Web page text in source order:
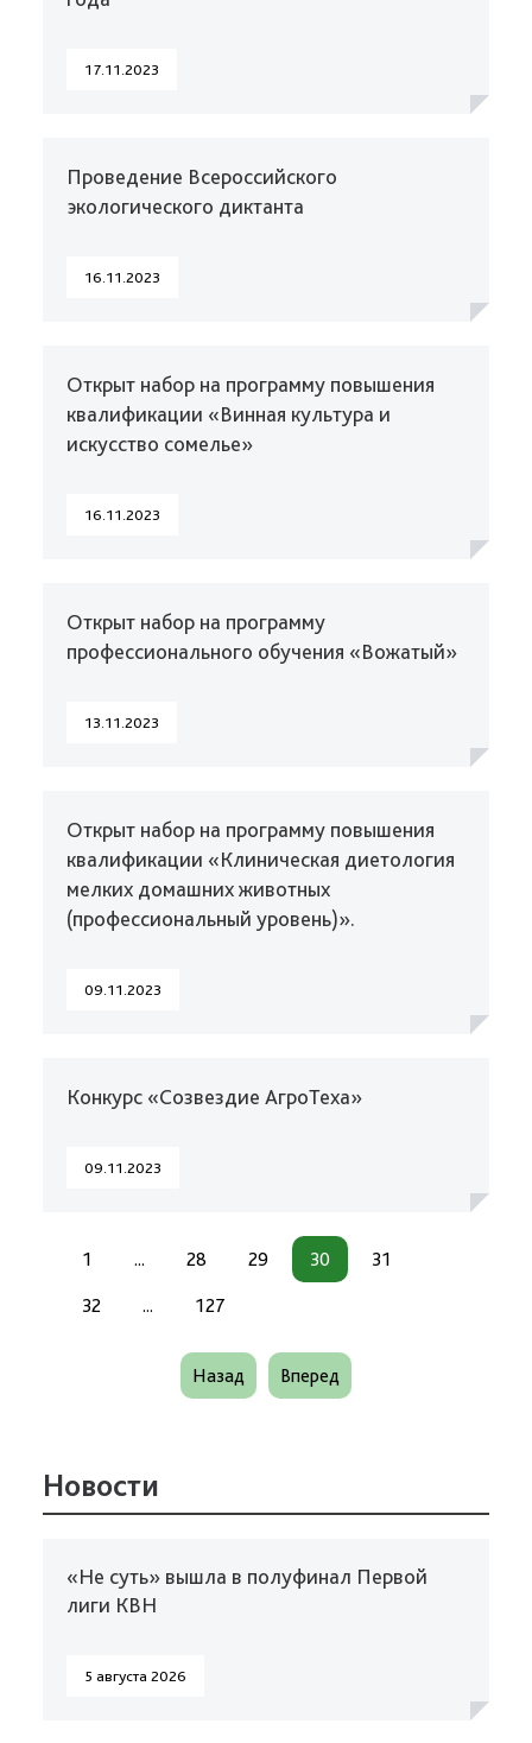
17.11.2023
Проведение Всероссийского
экологического диктанта
16.11.2023
Открыт набор на программу повышения
квалификации «Винная культура и
искусство сомелье»
16.11.2023
Открыт набор на программу
профессионального обучения «Вожатый»
13.11.2023
Открыт набор на программу повышения
квалификации «Клиническая диетология
мелких домашних животных
(профессиональный уровень)».
09.11.2023
Конкурс «Созвездие АгроТеха»
09.11.2023
1 ... 28 29 30 31
32 ... 127
Назад Вперед
Новости
«Не суть» вышла в полуфинал Первой
лиги КВН
5 августа 2026